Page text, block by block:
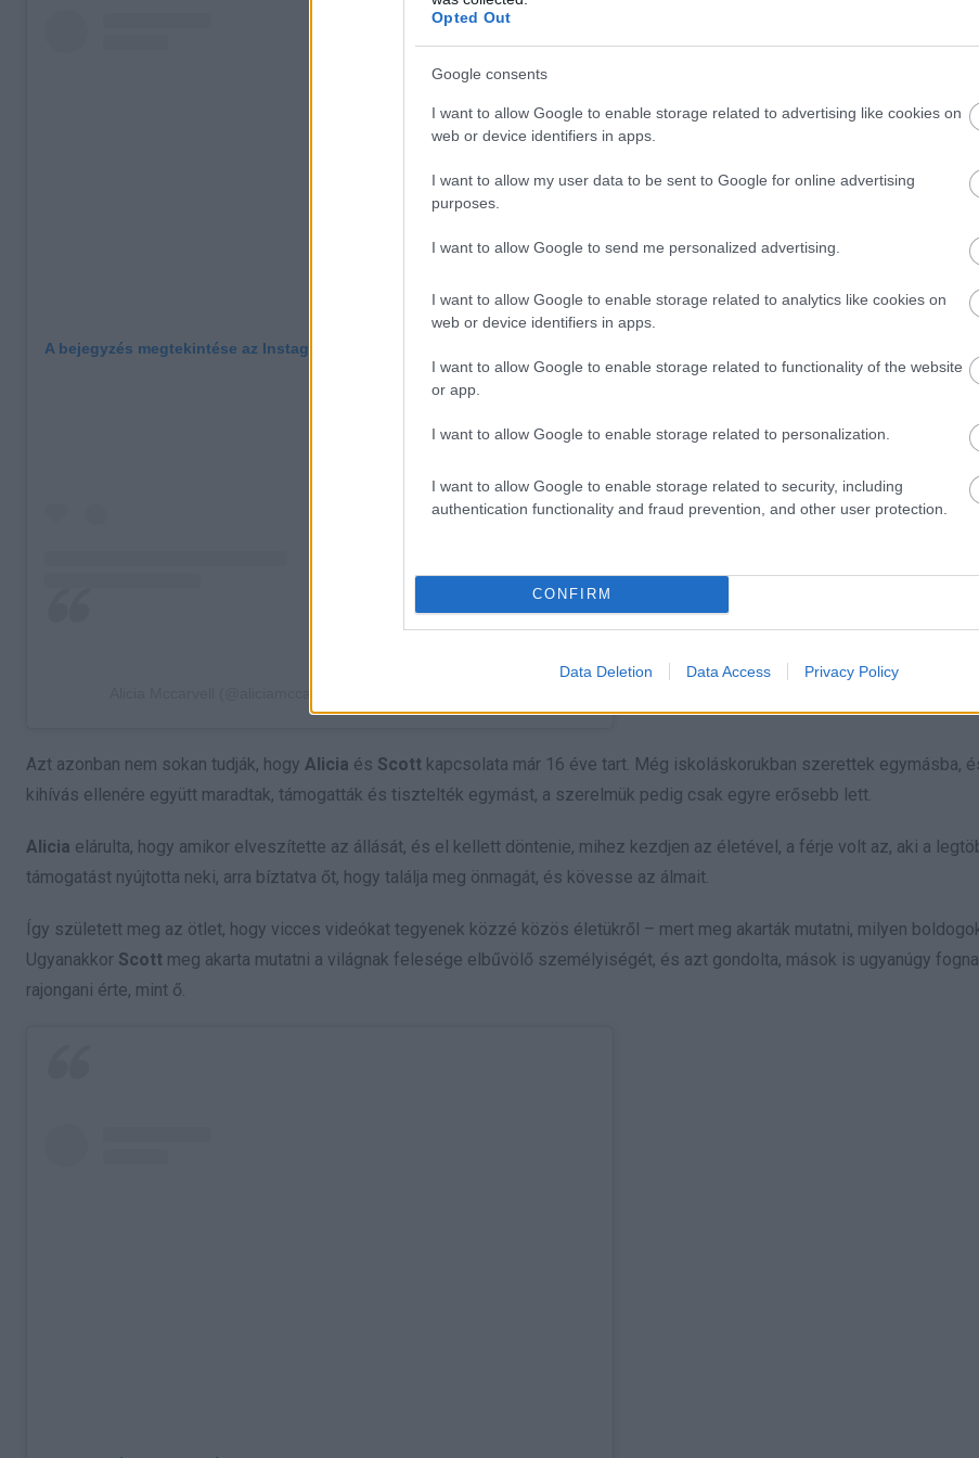
Opted Out
Google consents
I want to allow Google to enable storage related to advertising like cookies on
web or device identifiers in apps.
I want to allow my user data to be sent to Google for online advertising
purposes.
I want to allow Google to send me personalized advertising.
I want to allow Google to enable storage related to analytics like cookies on
web or device identifiers in apps.
I want to allow Google to enable storage related to functionality of the website
or app.
I want to allow Google to enable storage related to personalization.
I want to allow Google to enable storage related to security, including
authentication functionality and fraud prevention, and other user protection.
CONFIRM
Data Deletion Data Access Privacy Policy
A bejegyzés megtekintése az Instagramon
Azt azonban nem sokan tudják, hogy Alicia és Scott kapcsolata már 16 éve tart. Még iskoláskorukban szerettek egymásba,
kihívás ellenére együtt maradtak, támogatták és tisztelték egymást, a szerelmük pedig csak egyre erősebb lett.
Alicia elárulta, hogy amikor elveszítette az állását, és el kellett döntenie, mihez kezdjen az életével, a férje volt az, aki a
támogatást nyújtotta neki, arra bíztatva őt, hogy találja meg önmagát, és kövesse az álmait.
Így született meg az ötlet, hogy vicces videókat tegyenek közzé közös életükről – mert meg akarták mutatni, milyen
Ugyanakkor Scott meg akarta mutatni a világnak felesége elbűvölő személyiségét, és azt gondolta, mások is ugyanúgy
rajongani érte, mint ő.